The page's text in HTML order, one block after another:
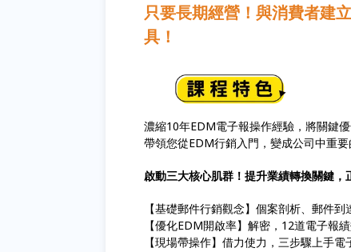
只要長期經營！與消費者建
具！
濃縮10年EDM電子報操作經驗，將關鍵
帶領您從EDM行銷入門，變成公司中重要
啟動三大核心肌群！提升業績轉換關鍵，
【基礎郵件行銷觀念】個案剖析、郵件
【優化EDM開啟率】解密，12道電子報績
【現場帶操作】借力使力，三步驟上手電